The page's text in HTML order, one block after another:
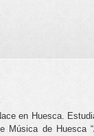
en Huesca.
Música de Huesca